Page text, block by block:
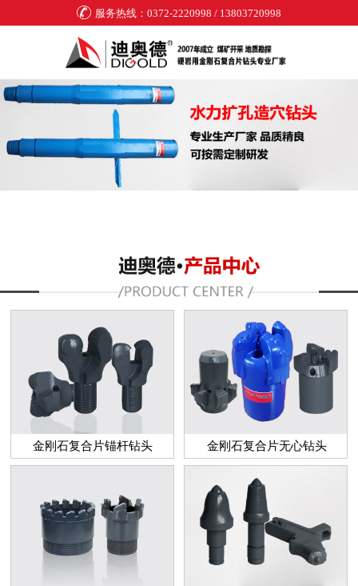
服务热线：0372-2220998 / 13803720998
金刚石复合片锚杆钻头 金刚石复合片无心钻头